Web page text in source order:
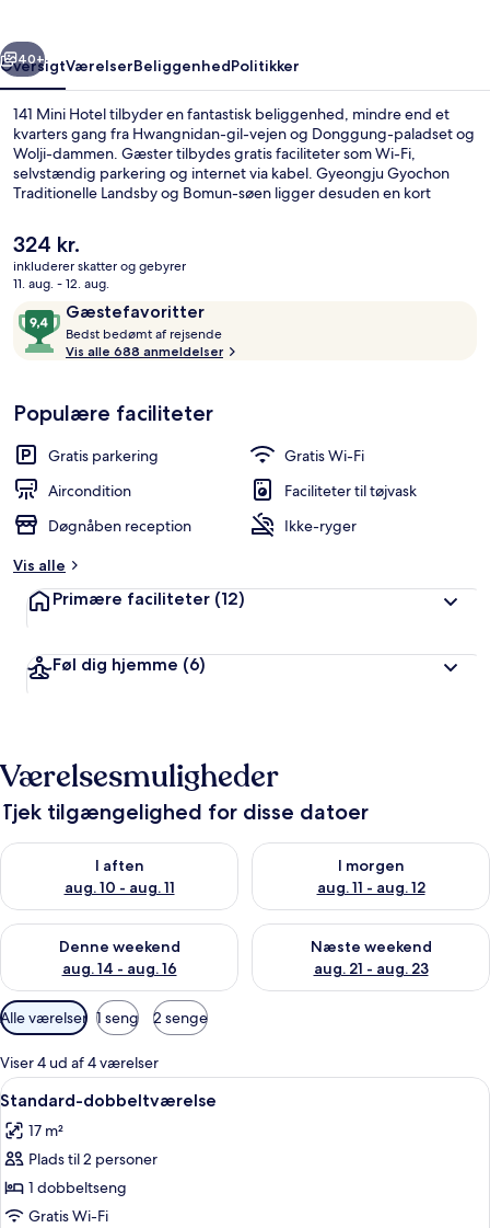
Næste
40+
OversigtVærelserBeliggenhedPolitikker
141 Mini Hotel tilbyder en fantastisk beliggenhed, mindre end et
kvarters gang fra Hwangnidan-gil-vejen og Donggung-paladset og
Wolji-dammen. Gæster tilbydes gratis faciliteter som Wi-Fi,
selvstændig parkering og internet via kabel. Gyeongju Gyochon
Traditionelle Landsby og Bomun-søen ligger desuden en kort
Den
nuværende
pris
324 kr.
324 kr.
inkluderer skatter og gebyrer
11. aug. - 12. aug.
AnmeldelserGæstefavoritter
9,4
ud
af
Gæstefavoritter
Bedst bedømt af rejsende
e
a
f
e
Vis alle 688 anmeldelser
Populære faciliteter
Gratis parkering
Gratis Wi-Fi
Aircondition
Faciliteter til tøjvask
Døgnåben reception
Ikke-ryger
Vis alle
Primære faciliteter (12)
Føl dig hjemme (6)
Værelsesmuligheder
Tjek tilgængelighed for disse datoer
I aften
aug. 10 - aug. 11
Tjek tilgængelighed for i aften aug. 10 - aug. 11
I morgen
aug. 11 - aug. 12
Tjek tilgængelighed for i
Denne weekend
aug. 14 - aug. 16
Tjek tilgængelighed for denne weekend aug. 14 - aug. 16
Næste weekend
aug. 21 - aug. 23
Tjek tilgængelighed for næste
Tilgængelige
filtre
for
værelser
Alle værelser 1 seng 2 senge
Viser 4 ud af 4 værelser
Indlæs
alle
billeder
af
Standard-
dobbeltværelse
Et hotelværelse med en stor seng,
7
Standard-dobbeltværelse
17 m²
Plads til 2 personer
1 dobbeltseng
Gratis Wi-Fi